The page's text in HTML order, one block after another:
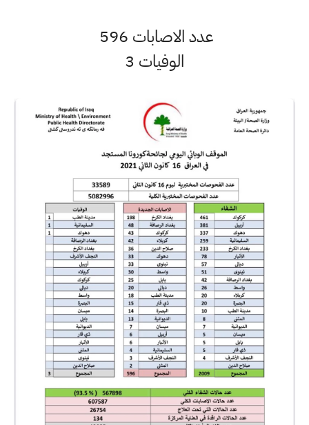
عدد الاصابات 596
الوفيات 3